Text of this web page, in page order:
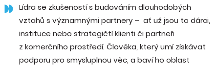
Lídra se zkušeností s budováním dlouhodobých
vztahů s významnými partnery –⁠⁠⁠⁠⁠⁠ ať už jsou to dárci,
instituce nebo strategičtí klienti či partneři
z komerčního prostředí. Člověka, který umí získávat
podporu pro smysluplnou věc, a baví ho oblast